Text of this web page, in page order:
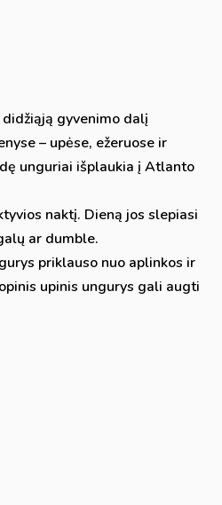
gyvenimo dalį
– upėse, ežeruose ir
unguriai išplaukia į Atlanto
naktį. Dieną jos slepiasi
ar dumble.
priklauso nuo aplinkos ir
upinis ungurys gali augti